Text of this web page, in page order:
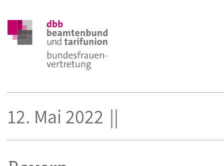
12. Mai 2022